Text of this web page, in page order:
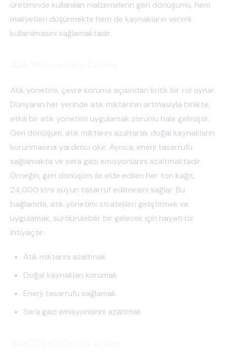
üretiminde kullanılan malzemelerin geri dönüşümü, hem
maliyetleri düşürmekte hem de kaynakların verimli
kullanılmasını sağlamaktadır.
Atık yönetimi, çevre koruma açısından kritik bir rol oynar.
Dünyanın her yerinde atık miktarının artmasıyla birlikte,
etkili bir atık yönetimi uygulamak zorunlu hale gelmiştir.
Geri dönüşüm, atık miktarını azaltarak doğal kaynakların
korunmasına yardımcı olur. Ayrıca, enerji tasarrufu
sağlamakta ve sera gazı emisyonlarını azaltmaktadır.
Örneğin, geri dönüşüm ile elde edilen her ton kağıt,
24,000 litre suyun tasarruf edilmesini sağlar. Bu
bağlamda, atık yönetimi stratejileri geliştirmek ve
uygulamak, sürdürülebilir bir gelecek için hayati bir
ihtiyaçtır.
Atık miktarını azaltmak
Doğal kaynakları korumak
Enerji tasarrufu sağlamak
Sera gazı emisyonlarını azaltmak